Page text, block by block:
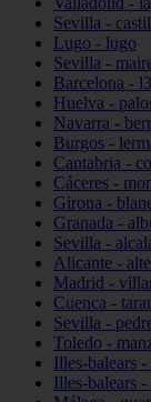
Sevilla -
Lugo - lugo
Sevilla -
Barcelona -
Huelva -
Navarra -
Burgos -
Cantabria -
Cáceres -
Girona -
Granada -
Sevilla -
Alicante -
Madrid -
Cuenca -
Sevilla -
Toledo -
Illes-balears -
Illes-balears -